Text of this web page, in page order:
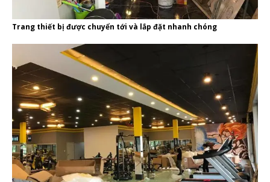
Trang thiết bị được chuyển tới và lắp đặt nhanh chóng